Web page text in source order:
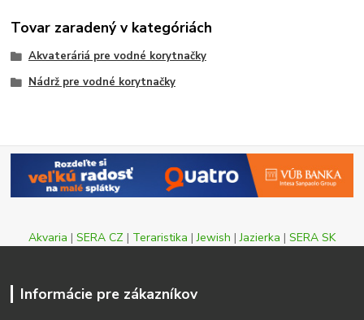
Tovar zaradený v kategóriách
Akvateráriá pre vodné korytnačky
Nádrž pre vodné korytnačky
Akvaria | SERA CZ | Teraristika |Jewish |Jazierka | SERA SK
Informácie pre zákazníkov